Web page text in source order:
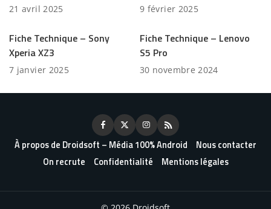
21 avril 2025 9 février 2025
Fiche Technique – Sony
Xperia XZ3
7 janvier 2025
Fiche Technique – Lenovo
S5 Pro
30 novembre 2024
À propos de Droidsoft – Média 100% Android
Nous contacter
On recrute
Confidentialité Mentions légales